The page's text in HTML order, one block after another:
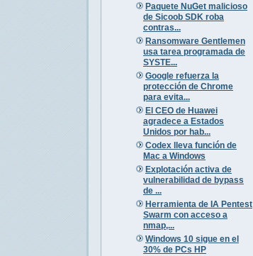
Paquete NuGet malicioso
de Sicoob SDK roba
contras...
Ransomware Gentlemen
usa tarea programada de
SYSTE...
Google refuerza la
protección de Chrome
para evita...
El CEO de Huawei
agradece a Estados
Unidos por hab...
Codex lleva función de
Mac a Windows
Explotación activa de
vulnerabilidad de bypass
de ...
Herramienta de IA Pentest
Swarm con acceso a
nmap,...
Windows 10 sigue en el
30% de PCs HP